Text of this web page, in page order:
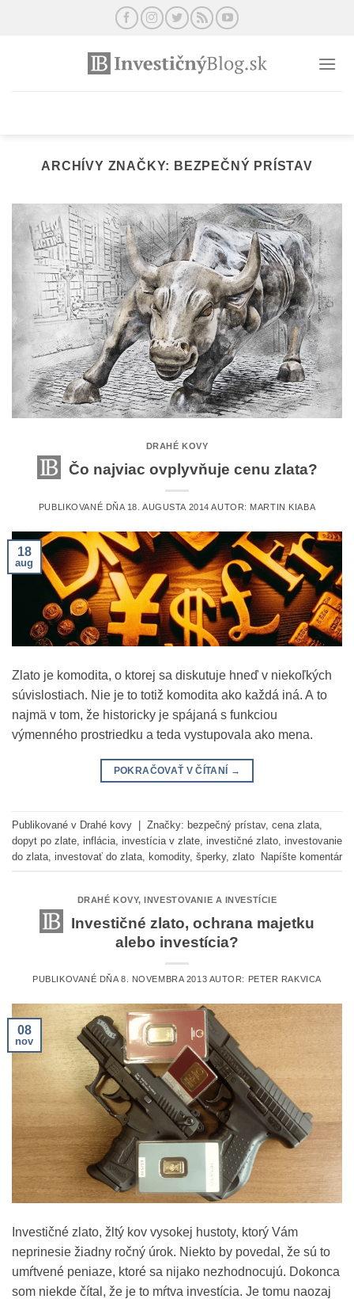
ARCHÍVY ZNAČKY: BEZPEČNÝ PRÍSTAV
DRAHÉ KOVY
Čo najviac ovplyvňuje cenu zlata?
PUBLIKOVANÉ DŇA 18. AUGUSTA 2014 AUTOR: MARTIN KIABA
18
aug
Zlato je komodita, o ktorej sa diskutuje hneď v niekoľkých
súvislostiach. Nie je to totiž komodita ako každá iná. A to
najmä v tom, že historicky je spájaná s funkciou
výmenného prostriedku a teda vystupovala ako mena.
POKRAČOVAŤ V ČÍTANÍ →
Publikované v Drahé kovy | Značky: bezpečný prístav, cena zlata
dopyt po zlate inflácia investícia v zlate investičné zlato investovanie
do zlata investovať do zlata komodity, šperky, zlato Napíšte komentár
DRAHÉ KOVY, INVESTOVANIE A INVESTÍCIE
Investičné zlato, ochrana majetku
alebo investícia?
PUBLIKOVANÉ DŇA8. NOVEMBRA 2013 AUTOR: PETER RAKVICA
08
nov
Investičné zlato, žltý kov vysokej hustoty, ktorý Vám
neprinesie žiadny ročný úrok. Niekto by povedal, že sú to
umŕtvené peniaze, ktoré sa nijako nezhodnocujú. Dokonca
som niekde čítal, že je to mŕtva investícia. Je tomu naozaj